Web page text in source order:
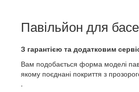
Павільйон для
З гарантією та додатковим
Вам подобається форма моделі
якому поєднані покриття з
.